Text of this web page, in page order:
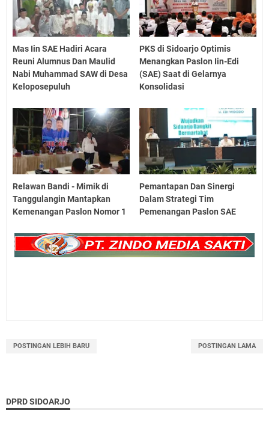
Mas Iin SAE Hadiri Acara
Reuni Alumnus Dan Maulid
Nabi Muhammad SAW di Desa
Keloposepuluh
PKS di Sidoarjo Optimis
Menangkan Paslon Iin-Edi
(SAE) Saat di Gelarnya
Konsolidasi
Relawan Bandi - Mimik di
Tanggulangin Mantapkan
Kemenangan Paslon Nomor 1
Pemantapan Dan Sinergi
Dalam Strategi Tim
Pemenangan Paslon SAE
POSTINGAN LEBIH BARU POSTINGAN LAMA
DPRD SIDOARJO